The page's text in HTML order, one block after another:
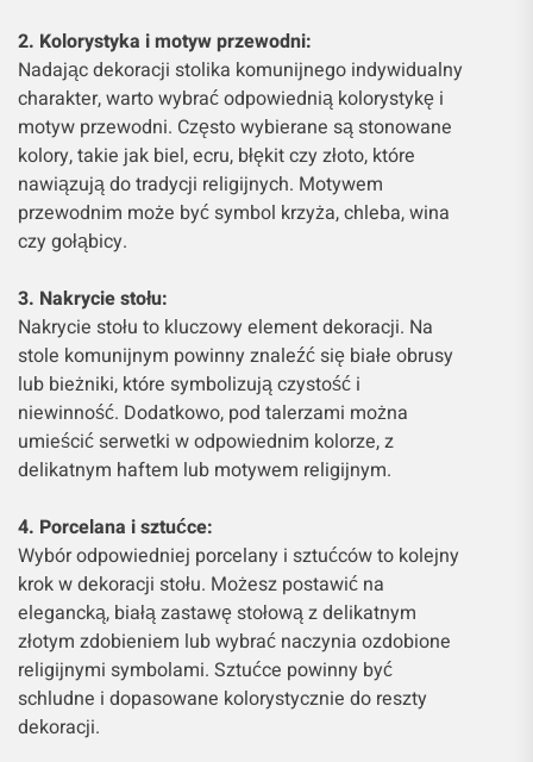
2. Kolorystyka i motyw przewodni:
Nadając dekoracji stolika komunijnego indywidualny
charakter, warto wybrać odpowiednią kolorystykę i
motyw przewodni. Często wybierane są stonowane
kolory, takie jak biel, ecru, błękit czy złoto, które
nawiązują do tradycji religijnych. Motywem
przewodnim może być symbol krzyża, chleba, wina
czy gołąbicy.
3. Nakrycie stołu:
Nakrycie stołu to kluczowy element dekoracji. Na
stole komunijnym powinny znaleźć się białe obrusy
lub bieżniki, które symbolizują czystość i
niewinność. Dodatkowo, pod talerzami można
umieścić serwetki w odpowiednim kolorze, z
delikatnym haftem lub motywem religijnym.
4. Porcelana i sztućce:
Wybór odpowiedniej porcelany i sztućców to kolejny
krok w dekoracji stołu. Możesz postawić na
elegancką, białą zastawę stołową z delikatnym
złotym zdobieniem lub wybrać naczynia ozdobione
religijnymi symbolami. Sztućce powinny być
schludne i dopasowane kolorystycznie do reszty
dekoracji.